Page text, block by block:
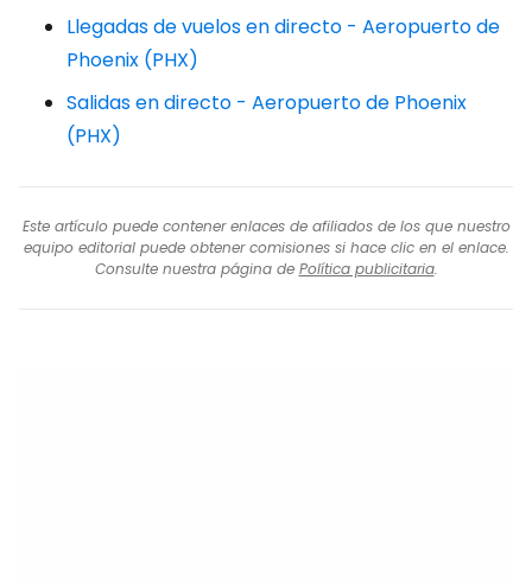
Llegadas de vuelos en directo - Aeropuerto de
Phoenix (PHX)
Salidas en directo - Aeropuerto de Phoenix
(PHX)
Este artículo puede contener enlaces de afiliados de los que nuestro
equipo editorial puede obtener comisiones si hace clic en el enlace.
Consulte nuestra página de Política publicitaria.